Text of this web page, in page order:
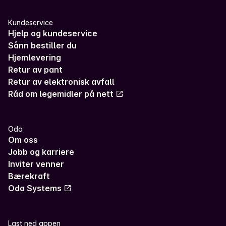
Kundeservice
Hjelp og kundeservice
Sånn bestiller du
Hjemlevering
Retur av pant
Retur av elektronisk avfall
Råd om legemidler på nett
Oda
Om oss
Jobb og karriere
Inviter venner
Bærekraft
Oda Systems
Last ned appen